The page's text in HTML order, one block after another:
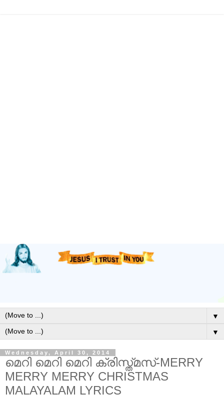
▼
▼
Wednesday, April 30, 2014
മെറി മെറി മെറി ക്രിസ്ത്മസ്‌-MERRY
MERRY MERRY CHRISTMAS
MALAYALAM LYRICS